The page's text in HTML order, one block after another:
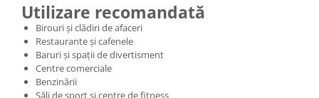
Utilizare recomandată
Birouri și clădiri de afaceri
Restaurante și cafenele
Baruri și spații de divertisment
Centre comerciale
Benzinării
Săli de sport și centre de fitness